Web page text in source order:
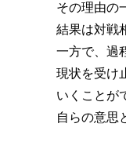
その理由の
結果は対戦
一方で、過
現状を受け
いくことが
自らの意思